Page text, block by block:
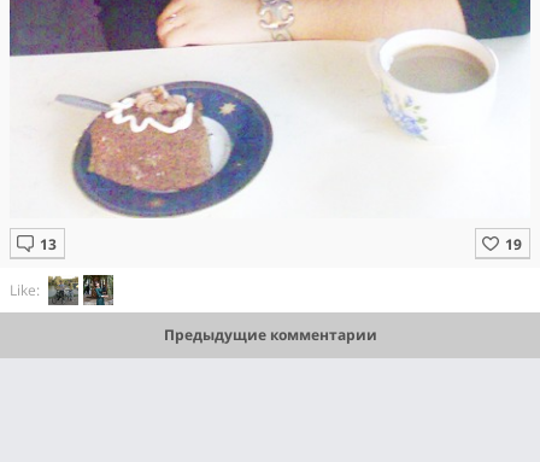
Like:
Предыдущие комментарии